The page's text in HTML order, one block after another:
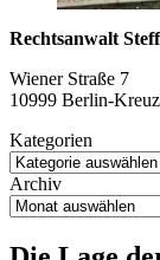
Rechtsanwalt
Wiener Straße 7
10999 Berlin-
Kategorien
Archiv